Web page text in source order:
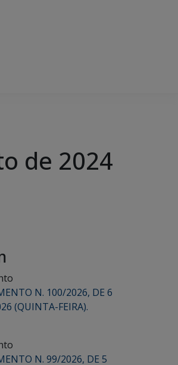
de 2024
N. 100/2026, DE 6
(QUINTA-FEIRA).
N. 99/2026, DE 5